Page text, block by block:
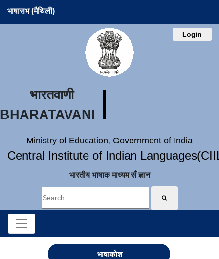
भाषासभ (मैथिली)
Login
भारतवाणी
BHARATAVANI
Ministry of Education, Government of India
Central Institute of Indian
भारतीय भाषाक माध्यम सँ ज्ञान
भाषाकोश